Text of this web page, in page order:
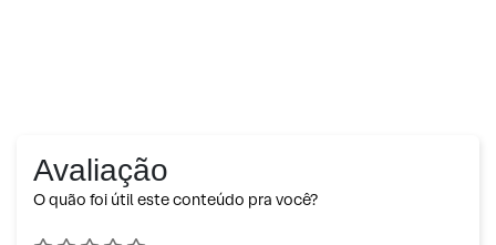
Avaliação
O quão foi útil este conteúdo pra você?